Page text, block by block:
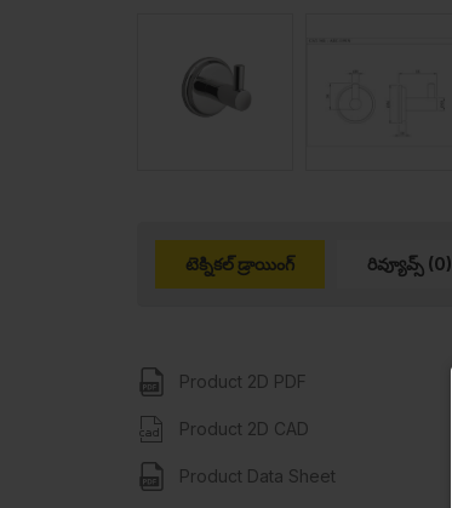
టెక్నికల్ డ్రాయింగ్ రివ్యూవ్స్ (0)
Product 2D PDF
Product 2D CAD
Product Data Sheet